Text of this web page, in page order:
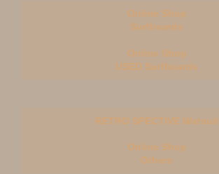
Online Shop
Surfboards
Online Shop
USED Surfboards
RETRO SPECTIVE Wetsuit
Online Shop
Others